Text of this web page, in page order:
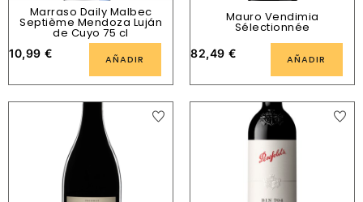
Marraso Daily Malbec
Septième Mendoza Luján
de Cuyo 75 cl
10,99 € AÑADIR
Mauro Vendimia
Sélectionnée
82,49 € AÑADIR